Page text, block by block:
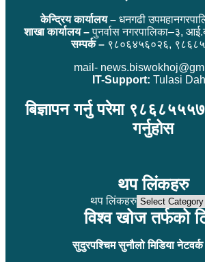
केन्द्रिय कार्यालय – धनगढी
शाखा कार्यालय –पुनर्वास नगरपालिका–३,
सम्पर्क –९८०६४५६०२६,
mail-
IT-Support: Tulasi
बिज्ञापन गर्नु परेमा
गर्नुहोस
थप लिंकहरु
थप लिंकहरु
विश्व खोज तर्फको
सुदुरपश्चिम सुनौलो मिडिया नेटवर्क